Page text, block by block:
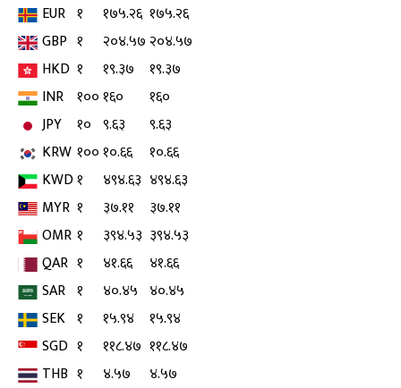
EUR १ १७५.२६ १७५.२६
GBP १ २०४.५७ २०४.५७
HKD १ १९.३७
१९.३७
INR १००१६०
१६०
JPY
१० ९.६३
९.६३
KRW १००१०.६६
१०.६६
KWD१ ४९४.६३ ४९४.६३
MYR १ ३७.११
३७.११
OMR १ ३९४.५३ ३९४.५३
QAR १ ४१.६६
४१.६६
SAR १ ४०.४५ ४०.४५
SEK १ १५.९४
१५.९४
SGD १ ११८.४७ ११८.४७
THB १ ४.५७
४.५७